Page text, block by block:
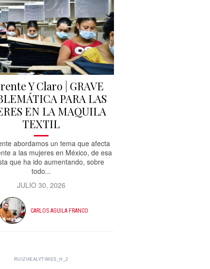
Y Claro | GRAVE
PARA LAS
EN LA MAQUILA
TEXTIL
abordamos un tema que afecta
a las mujeres en México, de esa
que ha ido aumentando, sobre
todo...
JULIO 30, 2026
CARLOS AGUILA FRANCO
RUIZHEALYTIMES_H_2